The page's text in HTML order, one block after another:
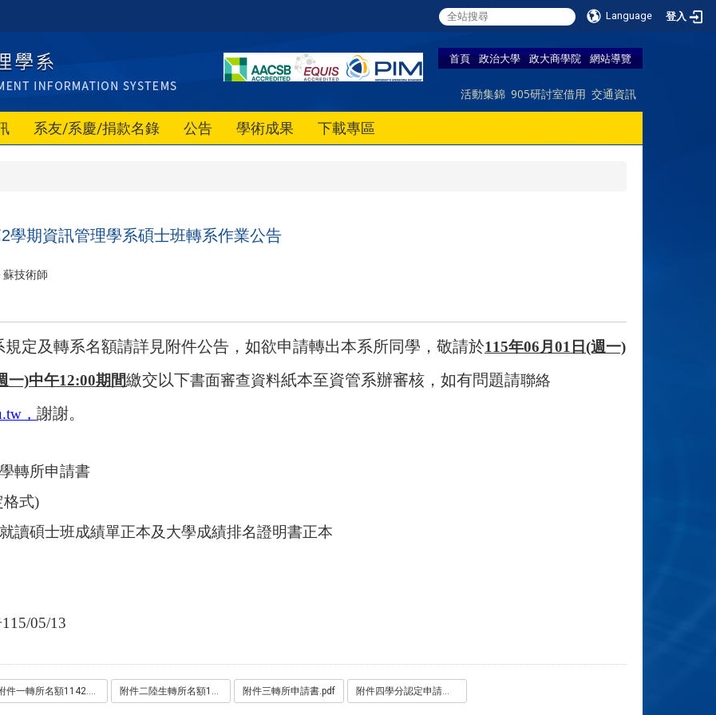
Language 登入
首頁 政治大學 政大商學院 網站導覽
活動集錦 905研討室借用 交通資訊
系友/系慶/捐款名錄 公告 學術成果 下載專區
學期資訊管理學系碩士班轉系作業公告
蘇技術師
規定及轉系名額請詳見附件公告，如欲申請轉出本系所同學，敬請於115年06月01日(週一)
一)中午12:00期間繳交以下書面審查資料紙本至資管系辦審核，如有問題請聯絡
， 謝謝。
轉所申請書
格式)
讀碩士班成績單正本及大學成績排名證明書正本
05/13
附件三轉所申請書.pdf 附件四學分認定申請書.pdf